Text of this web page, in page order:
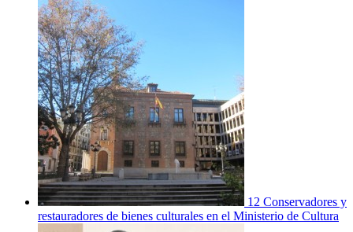
12 Conservadores y
restauradores de bienes culturales en el Ministerio de Cultura